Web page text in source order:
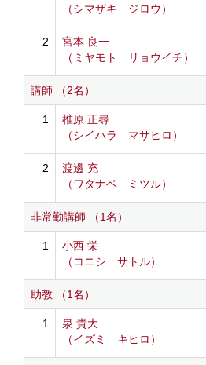
（シマザキ ジロウ）
2
宮本 良一
（ミヤモト リョウイチ）
講師 （2名）
1
椎原 正尋
（シイハラ マサヒロ）
2
渡邊 充
（ワタナベ ミツル）
非常勤講師 （1名）
1
小西 栄
（コニシ サトル）
助教 （1名）
1
泉 貴大
（イズミ キヒロ）